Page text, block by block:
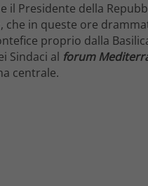
il Presidente della
che in queste ore
proprio dalla
Sindaci al forum
centrale.